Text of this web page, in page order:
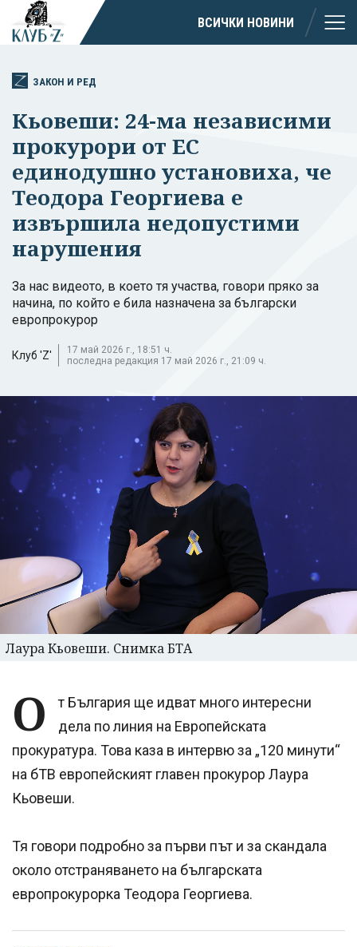
ВСИЧКИ НОВИНИ
ЗАКОН И РЕД
Кьовеши: 24-ма независими
прокурори от ЕС
единодушно установиха, че
Теодора Георгиева е
извършила недопустими
нарушения
За нас видеото, в което тя участва, говори пряко за
начина, по който е била назначена за български
европрокурор
Клуб 'Z'
17 май 2026 г., 18:51 ч.
последна редакция 17 май 2026 г., 21:09 ч.
Лаура Кьовеши. Снимка БТА
О
т България ще идват много интересни
дела по линия на Eвропейската
прокуратура. Това каза в интервю за „120 минути“
на бТВ европейският главен прокурор Лаура
Кьовеши.
Тя говори подробно за първи път и за скандала
около отстраняването на българската
европрокурорка Теодора Георгиева.